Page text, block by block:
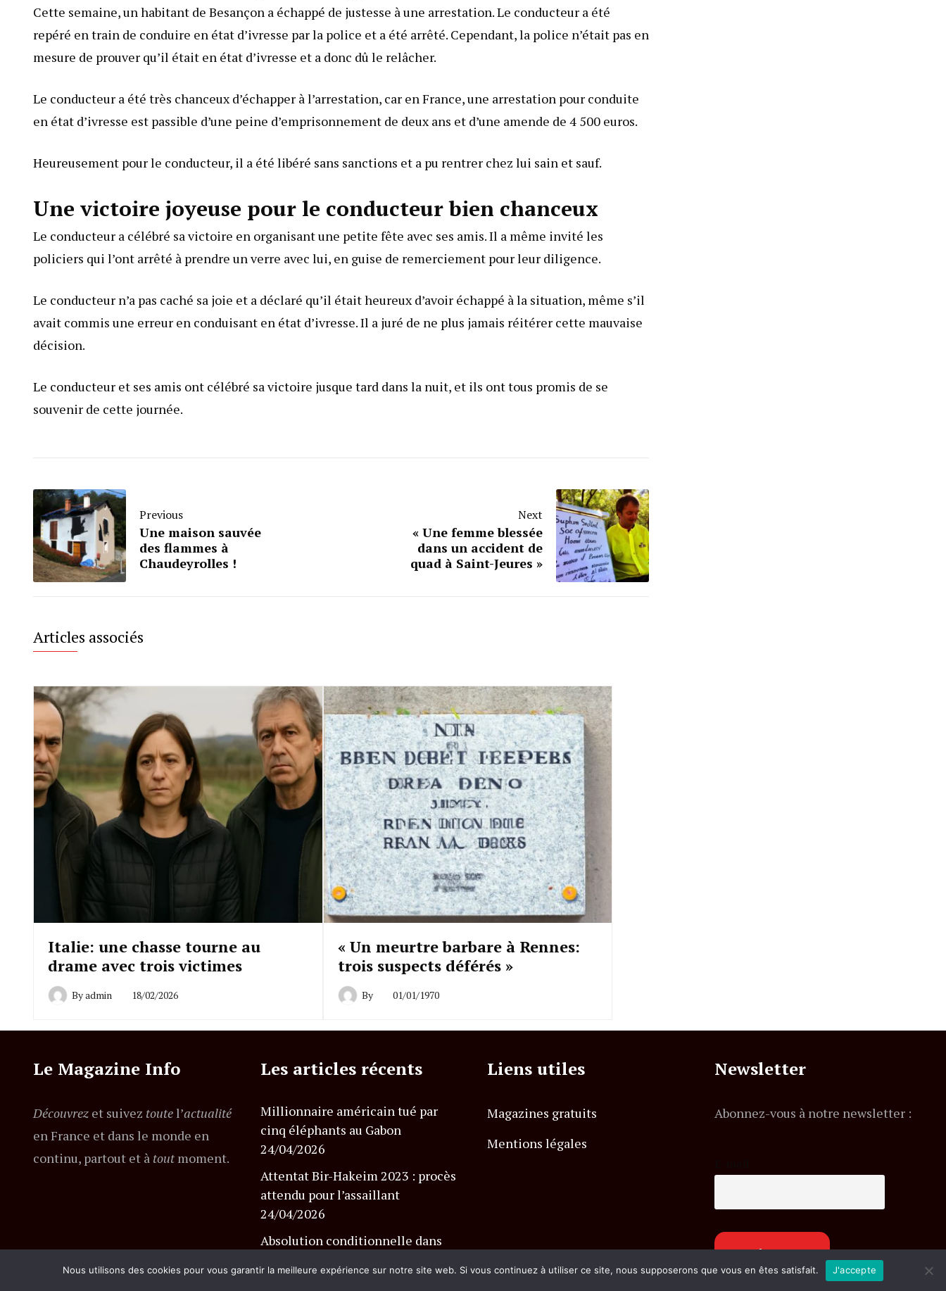
Cette semaine, un habitant de Besançon a échappé de justesse à une arrestation. Le conducteur a été
repéré en train de conduire en état d’ivresse par la police et a été arrêté. Cependant, la police n’était pas en
mesure de prouver qu’il était en état d’ivresse et a donc dû le relâcher.
Le conducteur a été très chanceux d’échapper à l’arrestation, car en France, une arrestation pour conduite
en état d’ivresse est passible d’une peine d’emprisonnement de deux ans et d’une amende de 4 500 euros.
Heureusement pour le conducteur, il a été libéré sans sanctions et a pu rentrer chez lui sain et sauf.
Une victoire joyeuse pour le conducteur bien chanceux
Le conducteur a célébré sa victoire en organisant une petite fête avec ses amis. Il a même invité les
policiers qui l’ont arrêté à prendre un verre avec lui, en guise de remerciement pour leur diligence.
Le conducteur n’a pas caché sa joie et a déclaré qu’il était heureux d’avoir échappé à la situation, même s’il
avait commis une erreur en conduisant en état d’ivresse. Il a juré de ne plus jamais réitérer cette mauvaise
décision.
Le conducteur et ses amis ont célébré sa victoire jusque tard dans la nuit, et ils ont tous promis de se
souvenir de cette journée.
Previous
Une maison sauvée
des flammes à
Chaudeyrolles !
Next
« Une femme blessée
dans un accident de
quad à Saint-Jeures »
Articles associés
Italie: une chasse tourne au
drame avec trois victimes
Byadmin 18/02/2026
« Un meurtre barbare à Rennes:
trois suspects déférés »
By 01/01/1970
Le Magazine Info
Découvrez et suivez toutel’actualité
en France et dans le monde en
continu, partout et à toutmoment.
Les articles récents
Millionnaire américain tué par
cinq éléphants au Gabon
24/04/2026
Attentat Bir-Hakeim 2023 : procès
attendu pour l’assaillant
24/04/2026
Absolution conditionnelle dans
24/04/2026
Liens utiles
Magazines gratuits
Mentions légales
Newsletter
Abonnez-vous à notre newsletter :
Nous utilisons des cookies pour vous garantir la meilleure expérience sur notre site web. Si vous continuez à utiliser ce site, nous supposerons que vous en êtes satisfait. J'accepte